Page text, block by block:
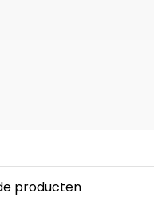
producten